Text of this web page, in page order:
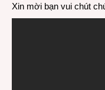
Xin mời bạn vui chút